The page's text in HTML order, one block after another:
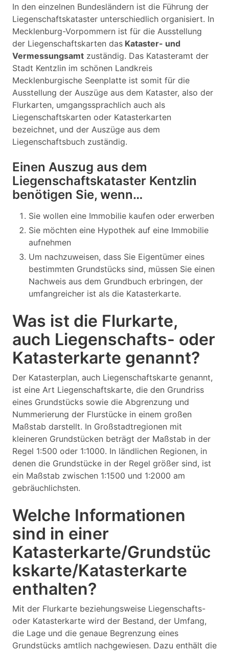
In den einzelnen Bundesländern ist die Führung der
Liegenschaftskataster unterschiedlich organisiert. In
Mecklenburg-Vorpommern ist für die Ausstellung
der Liegenschaftskarten das Kataster- und
Vermessungsamt zuständig. Das Katasteramt der
Stadt Kentzlin im schönen Landkreis
Mecklenburgische Seenplatte ist somit für die
Ausstellung der Auszüge aus dem Kataster, also der
Flurkarten, umgangssprachlich auch als
Liegenschaftskarten oder Katasterkarten
bezeichnet, und der Auszüge aus dem
Liegenschaftsbuch zuständig.
Einen Auszug aus dem
Liegenschaftskataster Kentzlin
benötigen Sie, wenn…
Sie wollen eine Immobilie kaufen oder erwerben
Sie möchten eine Hypothek auf eine Immobilie
aufnehmen
Um nachzuweisen, dass Sie Eigentümer eines
bestimmten Grundstücks sind, müssen Sie einen
Nachweis aus dem Grundbuch erbringen, der
umfangreicher ist als die Katasterkarte.
Was ist die Flurkarte,
auch Liegenschafts- oder
Katasterkarte genannt?
Der Katasterplan, auch Liegenschaftskarte genannt,
ist eine Art Liegenschaftskarte, die den Grundriss
eines Grundstücks sowie die Abgrenzung und
Nummerierung der Flurstücke in einem großen
Maßstab darstellt. In Großstadtregionen mit
kleineren Grundstücken beträgt der Maßstab in der
Regel 1:500 oder 1:1000. In ländlichen Regionen, in
denen die Grundstücke in der Regel größer sind, ist
ein Maßstab zwischen 1:1500 und 1:2000 am
gebräuchlichsten.
Welche Informationen
sind in einer
Katasterkarte/Grundstüc
kskarte/Katasterkarte
enthalten?
Mit der Flurkarte beziehungsweise Liegenschafts-
oder Katasterkarte wird der Bestand, der Umfang,
die Lage und die genaue Begrenzung eines
Grundstücks amtlich nachgewiesen. Dazu enthält die